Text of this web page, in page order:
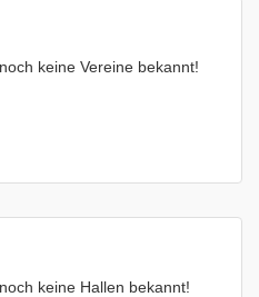
keine Vereine bekannt!
keine Hallen bekannt!